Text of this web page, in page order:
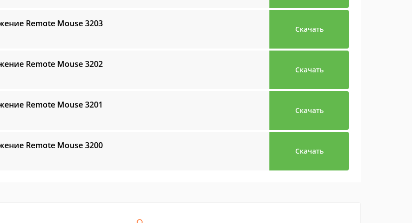
Remote Mouse3203
Скачать
Remote Mouse3202
Скачать
Remote Mouse3201
Скачать
Remote Mouse3200
Скачать